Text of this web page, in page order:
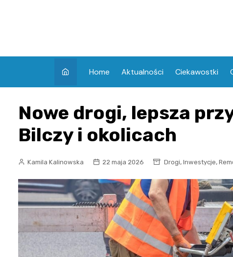
Home Aktualności Ciekawostki
Nowe drogi, lepsza
Bilczy i okolicach
Kamila Kalinowska 22 maja 2026 Drogi, Inwestycje,